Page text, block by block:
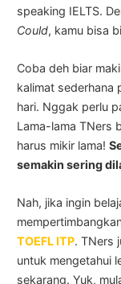
speaking IELTS.
Could, kamu bisa
Coba deh biar
kalimat sederhana
hari. Nggak perlu
Lama-lama TNers
harus mikir lama!
semakin sering
Nah, jika ingin
TOEFL ITP. TNers
untuk mengetahui
sekarang. Yuk,